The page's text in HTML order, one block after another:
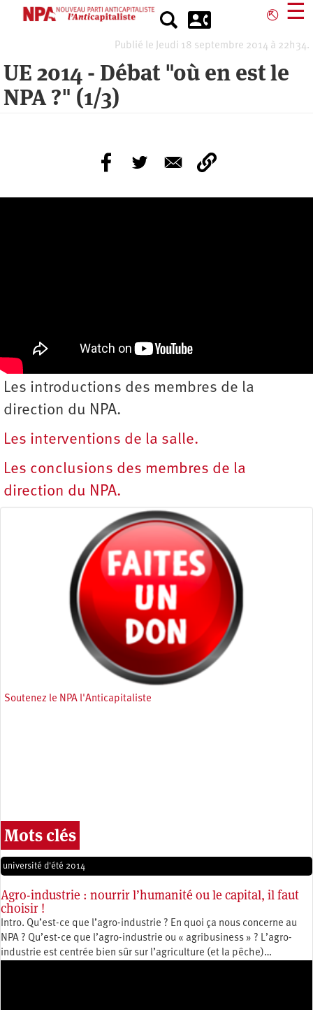
⎋ ☰
Publié le Jeudi 18 septembre 2014 à 22h34.
UE 2014 - Débat "où en est le
NPA ?" (1/3)
Les introductions des membres de la
direction du NPA.
Les interventions de la salle.
Les conclusions des membres de la
direction du NPA.
Soutenez le NPA l'Anticapitaliste
Mots clés
université d'été 2014
Agro-industrie : nourrir l’humanité ou le capital, il faut
choisir !
Intro. Qu’est-ce que l’agro-industrie ? En quoi ça nous concerne au
NPA ? Qu’est-ce que l’agro-industrie ou « agribusiness » ? L’agro-
industrie est centrée bien sûr sur l’agriculture (et la pêche)…